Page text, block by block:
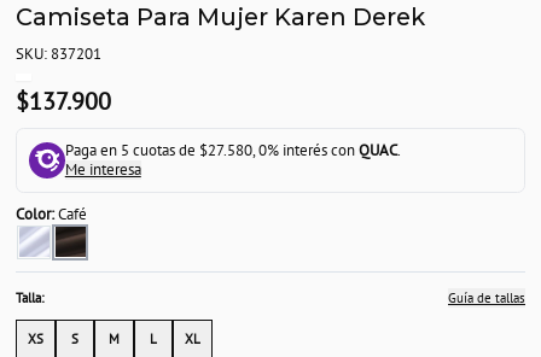
Camiseta Para Mujer Karen Derek
SKU: 837201
$137.900
Paga en 5 cuotas de $27.580, 0% interés conQUAC.
Me interesa
Color:Café
Talla: Guía de tallas
XS S M L XL